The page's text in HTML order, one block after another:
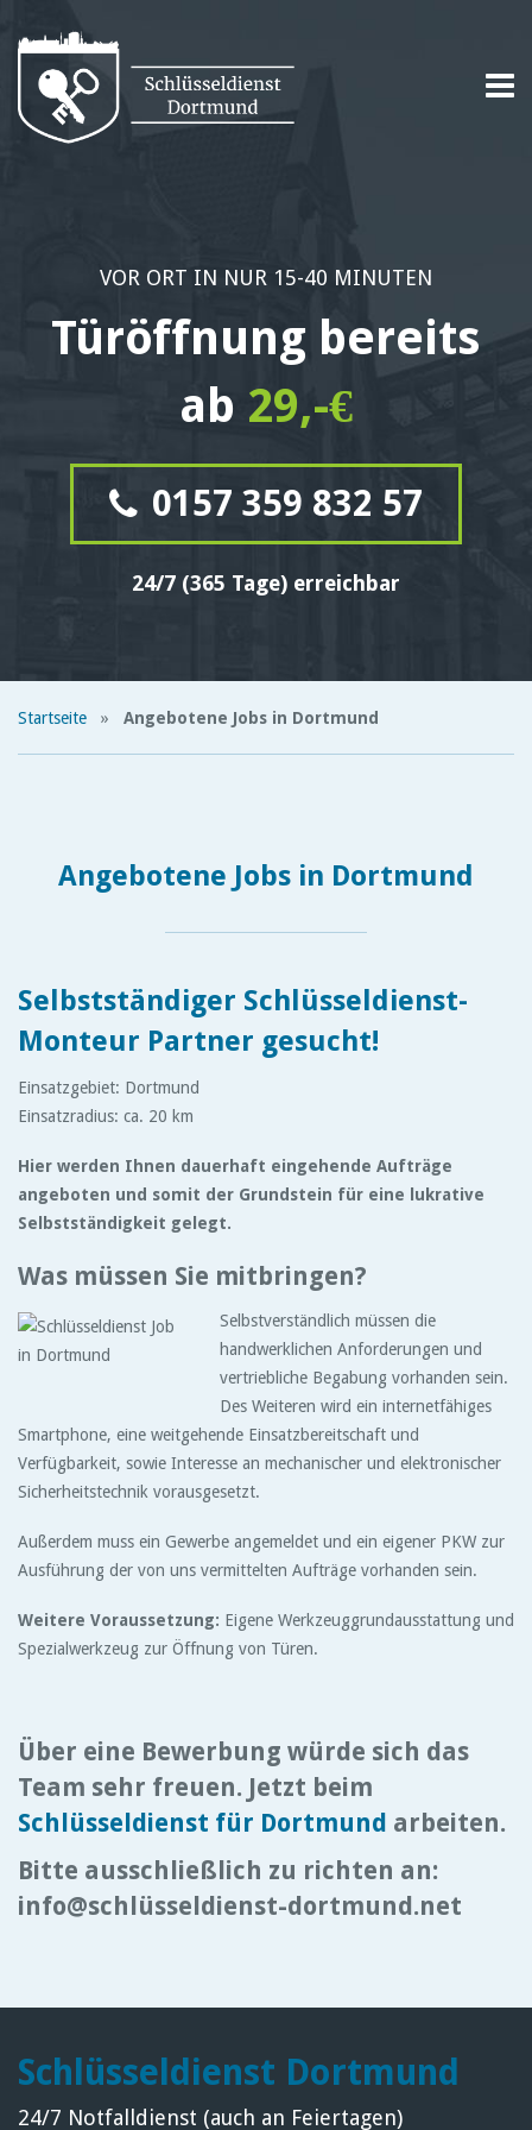
VOR ORT IN NUR 15-40 MINUTEN
Türöffnung bereits
ab 29,-€
0157 359 832 57
24/7 (365 Tage) erreichbar
Startseite » Angebotene Jobs in Dortmund
Angebotene Jobs in Dortmund
Selbstständiger Schlüsseldienst-
Monteur Partner gesucht!
Einsatzgebiet: Dortmund
Einsatzradius: ca. 20 km
Hier werden Ihnen dauerhaft eingehende Aufträge
angeboten und somit der Grundstein für eine lukrative
Selbstständigkeit gelegt.
Was müssen Sie mitbringen?
Selbstverständlich müssen die
handwerklichen Anforderungen und
vertriebliche Begabung vorhanden sein.
Des Weiteren wird ein internetfähiges
Smartphone, eine weitgehende Einsatzbereitschaft und
Verfügbarkeit, sowie Interesse an mechanischer und elektronischer
Sicherheitstechnik vorausgesetzt.
Außerdem muss ein Gewerbe angemeldet und ein eigener PKW zur
Ausführung der von uns vermittelten Aufträge vorhanden sein.
Weitere Voraussetzung: Eigene Werkzeuggrundausstattung und
Spezialwerkzeug zur Öffnung von Türen.
Über eine Bewerbung würde sich das
Team sehr freuen. Jetzt beim
Schlüsseldienst für Dortmund arbeiten.
Bitte ausschließlich zu richten an:
info@schlüsseldienst-dortmund.net
Schlüsseldienst Dortmund
24/7 Notfalldienst (auch an Feiertagen)